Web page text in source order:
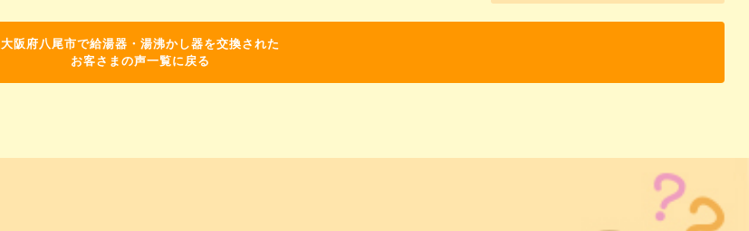
大阪府八尾市で給湯器・湯沸かし器を交換された
お客さまの声一覧に戻る